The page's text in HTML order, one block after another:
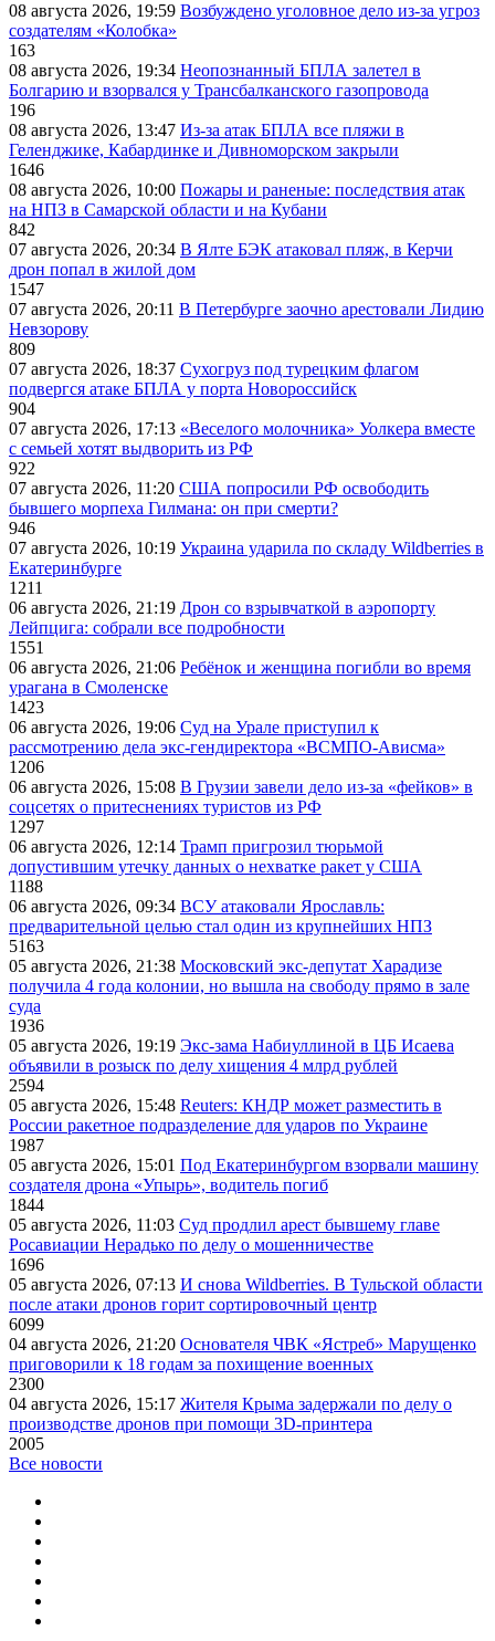
08 августа 2026, 19:59 Возбуждено уголовное дело из-за угроз
создателям «Колобка»
163
08 августа 2026, 19:34 Неопознанный БПЛА залетел в
Болгарию и взорвался у Трансбалканского газопровода
196
08 августа 2026, 13:47 Из-за атак БПЛА все пляжи в
Геленджике, Кабардинке и Дивноморском закрыли
1646
08 августа 2026, 10:00 Пожары и раненые: последствия атак
на НПЗ в Самарской области и на Кубани
842
07 августа 2026, 20:34 В Ялте БЭК атаковал пляж, в Керчи
дрон попал в жилой дом
1547
07 августа 2026, 20:11 В Петербурге заочно арестовали Лидию
Невзорову
809
07 августа 2026, 18:37 Сухогруз под турецким флагом
подвергся атаке БПЛА у порта Новороссийск
904
07 августа 2026, 17:13 «Веселого молочника» Уолкера вместе
с семьей хотят выдворить из РФ
922
07 августа 2026, 11:20 США попросили РФ освободить
бывшего морпеха Гилмана: он при смерти?
946
07 августа 2026, 10:19 Украина ударила по складу Wildberries в
Екатеринбурге
1211
06 августа 2026, 21:19 Дрон со взрывчаткой в аэропорту
Лейпцига: собрали все подробности
1551
06 августа 2026, 21:06 Ребёнок и женщина погибли во время
урагана в Смоленске
1423
06 августа 2026, 19:06 Суд на Урале приступил к
рассмотрению дела экс-гендиректора «ВСМПО-Ависма»
1206
06 августа 2026, 15:08 В Грузии завели дело из-за «фейков» в
соцсетях о притеснениях туристов из РФ
1297
06 августа 2026, 12:14 Трамп пригрозил тюрьмой
допустившим утечку данных о нехватке ракет у США
1188
06 августа 2026, 09:34 ВСУ атаковали Ярославль:
предварительной целью стал один из крупнейших НПЗ
5163
05 августа 2026, 21:38 Московский экс-депутат Харадизе
получила 4 года колонии, но вышла на свободу прямо в зале
суда
1936
05 августа 2026, 19:19 Экс-зама Набиуллиной в ЦБ Исаева
объявили в розыск по делу хищения 4 млрд рублей
2594
05 августа 2026, 15:48 Reuters: КНДР может разместить в
России ракетное подразделение для ударов по Украине
1987
05 августа 2026, 15:01 Под Екатеринбургом взорвали машину
создателя дрона «Упырь», водитель погиб
1844
05 августа 2026, 11:03 Суд продлил арест бывшему главе
Росавиации Нерадько по делу о мошенничестве
1696
05 августа 2026, 07:13 И снова Wildberries. В Тульской области
после атаки дронов горит сортировочный центр
6099
04 августа 2026, 21:20 Основателя ЧВК «Ястреб» Марущенко
приговорили к 18 годам за похищение военных
2300
04 августа 2026, 15:17 Жителя Крыма задержали по делу о
производстве дронов при помощи 3D‑принтера
2005
Все новости